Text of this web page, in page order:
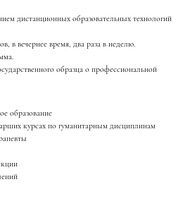
дистанционных образовательных технологий
в вечернее время, два раза в неделю.
образца о профессиональной
образование
курсах по гуманитарным дисциплинам